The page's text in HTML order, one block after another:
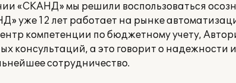
«СКАНД» мы решили воспользоваться
уже 12 лет работает на рынке
компетенции по бюджетному учету,
консультаций, а это говорит о надежности
сотрудничество.